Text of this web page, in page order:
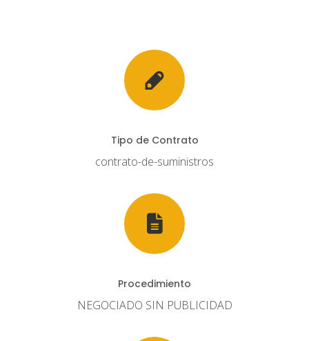
Tipo de Contrato
contrato-de-suministros
Procedimiento
NEGOCIADO SIN PUBLICIDAD